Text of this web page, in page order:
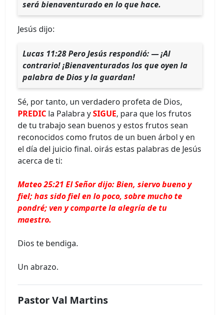
será bienaventurado en lo que hace.
Jesús dijo:
Lucas 11:28 Pero Jesús respondió: — ¡Al
contrario! ¡Bienaventurados los que oyen la
palabra de Dios y la guardan!
Sé, por tanto, un verdadero profeta de Dios,
PREDIC la Palabra ySIGUE, para que los frutos
de tu trabajo sean buenos y estos frutos sean
reconocidos como frutos de un buen árbol y en
el día del juicio final. oirás estas palabras de Jesús
acerca de ti:
Mateo 25:21 El Señor dijo: Bien, siervo bueno y
fiel; has sido fiel en lo poco, sobre mucho te
pondré; ven y comparte la alegría de tu
maestro.
Dios te bendiga.
Un abrazo.
Pastor Val Martins